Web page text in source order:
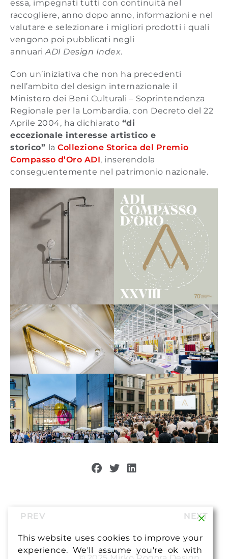
essa, impegnati tutti con continuità nel
raccogliere, anno dopo anno, informazioni e nel
valutare e selezionare i migliori prodotti i quali
vengono poi pubblicati negli
annuariADI Design Index.
Con un’iniziativa che non ha precedenti
nell’ambito del design internazionale il
Ministero dei Beni Culturali – Soprintendenza
Regionale per la Lombardia, con Decreto del 22
Aprile 2004, ha dichiarato “di
eccezionale interesse artistico e
storico” la Collezione Storica del Premio
Compasso d’Oro ADI, inserendola
conseguentemente nel patrimonio nazionale.
PREV NEXT
This website uses cookies to improve your
experience. We'll assume you're ok with